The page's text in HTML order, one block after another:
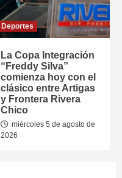
Deportes
La Copa Integración
“Freddy Silva”
comienza hoy con el
clásico entre Artigas
y Frontera Rivera
Chico
miércoles 5 de agosto de
2026